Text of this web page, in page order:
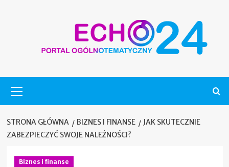
główne
STRONA GŁÓWNA BIZNES I FINANSE
JAK SKUTECZNIE
ZABEZPIECZYĆ SWOJE NALEŻNOŚCI?
Biznes i finanse